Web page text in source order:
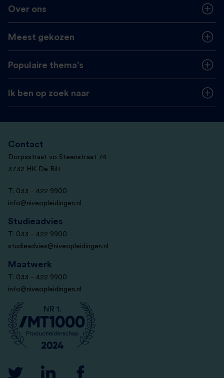
Over ons
Meest gekozen
Populaire thema’s
Ik ben op zoek naar
Contact
Dorpsstraat vo Steenstraat 74
3732 HK De Bilt
T: 033 – 422 9900
info@niveopleidingen.nl
Studieadvies
T: 033 – 422 9900
studieadvies@niveopleidingen.nl
Maatwerk
T: 033 – 422 9900
info@niveopleidingen.nl